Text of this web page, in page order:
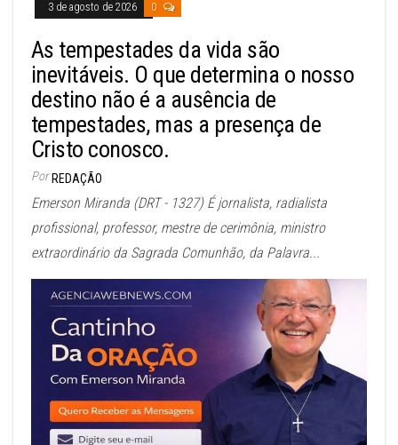
3 de agosto de 2026 0
As tempestades da vida são
inevitáveis. O que determina o nosso
destino não é a ausência de
tempestades, mas a presença de
Cristo conosco.
Por REDAÇÃO
Emerson Miranda (DRT - 1327) É jornalista, radialista
profissional, professor, mestre de cerimônia, ministro
extraordinário da Sagrada Comunhão, da Palavra...